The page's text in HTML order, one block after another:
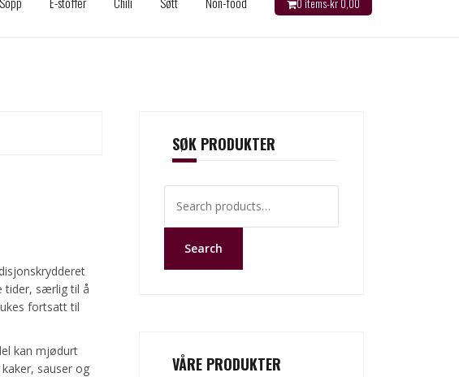
0 items-kr0,00
tider, særlig til å
fortsatt til
kan mjødurt
sauser og
SØK PRODUKTER
for:
Search
VÅRE PRODUKTER